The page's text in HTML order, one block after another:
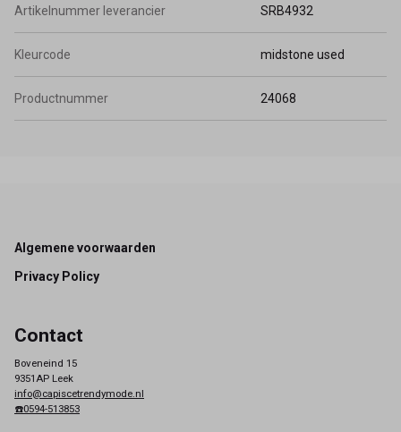
Artikelnummer leverancier SRB4932
Kleurcode midstone used
Productnummer 24068
Footer
Algemene voorwaarden
Privacy Policy
Contact
Boveneind 15
9351AP Leek
info@capiscetrendymode.nl
☎️0594-513853